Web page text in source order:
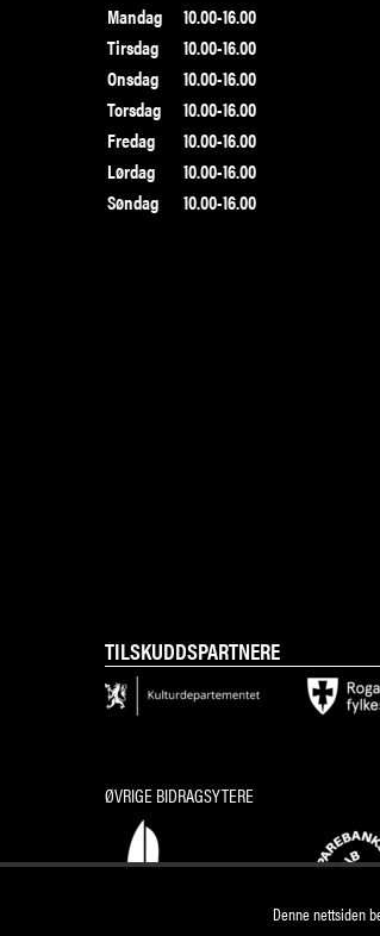
Mandag
10.00-16.00
Tirsdag
10.00-16.00
Onsdag
10.00-16.00
Torsdag
10.00-16.00
Fredag
10.00-16.00
Lørdag
10.00-16.00
Søndag
10.00-16.00
TILSKUDDSPARTNERE
ØVRIGE BIDRAGSYTERE
Denne nettsiden